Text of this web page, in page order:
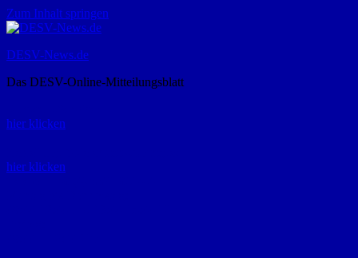
Zum Inhalt springen
DESV-News.de
Das DESV-Online-Mitteilungsblatt
hier klicken
hier klicken